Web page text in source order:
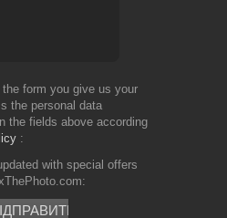
form you give us your
the personal data
the fields above according
with special offers